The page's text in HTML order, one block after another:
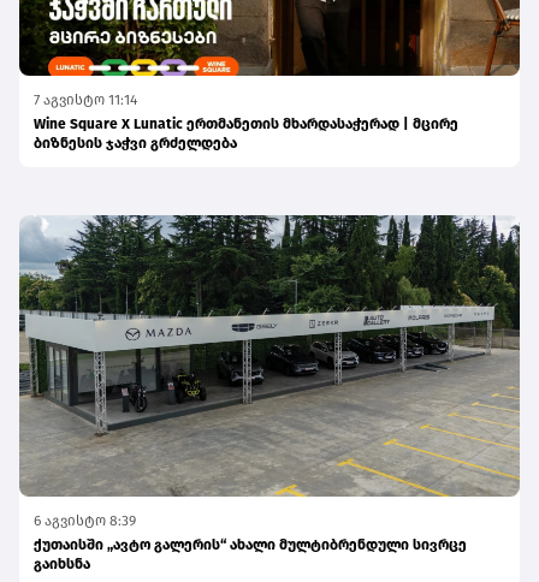
7 აგვისტო 11:14
Wine Square X Lunatic ერთმანეთის მხარდასაჭერად | მცირე
ბიზნესის ჯაჭვი გრძელდება
6 აგვისტო 8:39
ქუთაისში „ავტო გალერის“ ახალი მულტიბრენდული სივრცე
გაიხსნა